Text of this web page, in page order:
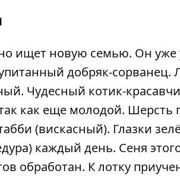
ищет новую семью. Он уже
добряк-сорванец.
Чудесный котик-
как еще молодой.
(вискасный). Глазки
каждый день. Сеня
обработан. К лотку